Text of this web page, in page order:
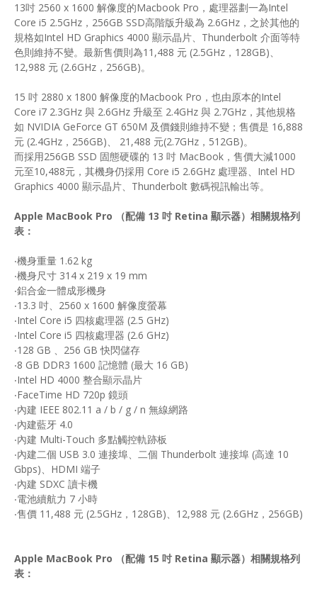
13吋 2560 x 1600 解像度的Macbook Pro，處理器劃一為Intel
Core i5 2.5GHz，256GB SSD高階版升級為 2.6GHz，之於其他的
規格如Intel HD Graphics 4000 顯示晶片、Thunderbolt 介面等特
色則維持不變。最新售價則為11,488 元 (2.5GHz，128GB)、
12,988 元 (2.6GHz，256GB)。
15 吋 2880 x 1800 解像度的Macbook Pro，也由原本的Intel
Core i7 2.3GHz 與 2.6GHz 升級至 2.4GHz 與 2.7GHz，其他規格
如 NVIDIA GeForce GT 650M 及價錢則維持不變；售價是 16,888
元 (2.4GHz，256GB)、 21,488 元(2.7GHz，512GB)。
而採用256GB SSD 固態硬碟的 13 吋 MacBook，售價大減1000
元至10,488元，其機身仍採用 Core i5 2.6GHz 處理器、Intel HD
Graphics 4000 顯示晶片、Thunderbolt 數碼視訊輸出等。
Apple MacBook Pro （配備 13 吋 Retina 顯示器）相關規格列
表：
‧機身重量 1.62 kg
‧機身尺寸 314 x 219 x 19 mm
‧鋁合金一體成形機身
‧13.3 吋、2560 x 1600 解像度螢幕
‧Intel Core i5 四核處理器 (2.5 GHz)
‧Intel Core i5 四核處理器 (2.6 GHz)
‧128 GB 、256 GB 快閃儲存
‧8 GB DDR3 1600 記憶體 (最大 16 GB)
‧Intel HD 4000 整合顯示晶片
‧FaceTime HD 720p 鏡頭
‧內建 IEEE 802.11 a / b / g / n 無線網路
‧內建藍牙 4.0
‧內建 Multi-Touch 多點觸控軌跡板
‧內建二個 USB 3.0 連接埠、二個 Thunderbolt 連接埠 (高達 10
Gbps)、HDMI 端子
‧內建 SDXC 讀卡機
‧電池續航力 7 小時
‧售價 11,488 元 (2.5GHz，128GB)、12,988 元 (2.6GHz，256GB)
Apple MacBook Pro （配備 15 吋 Retina 顯示器）相關規格列
表：